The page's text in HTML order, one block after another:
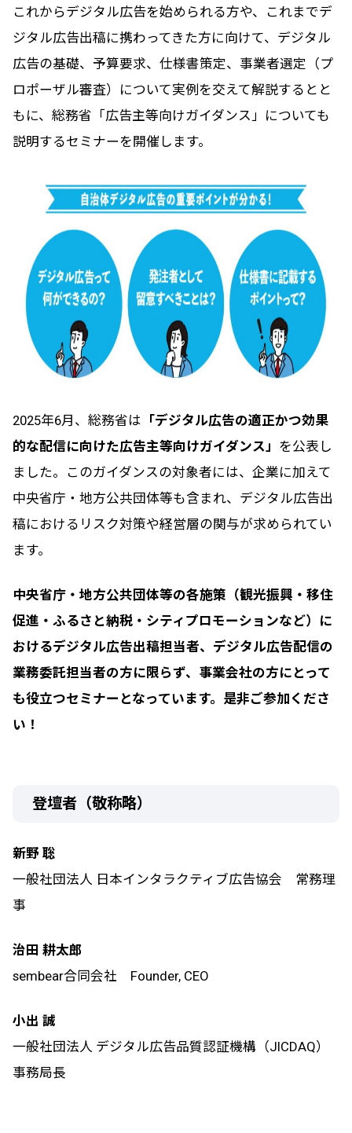
これからデジタル広告を始められる方や、これまでデ
ジタル広告出稿に携わってきた方に向けて、デジタル
広告の基礎、予算要求、仕様書策定、事業者選定（プ
ロポーザル審査）について実例を交えて解説するとと
もに、総務省「広告主等向けガイダンス」についても
説明するセミナーを開催します。
2025年6月、総務省は 「デジタル広告の適正かつ効果
的な配信に向けた広告主等向けガイダンス」 を公表し
ました。このガイダンスの対象者には、企業に加えて
中央省庁・地方公共団体等も含まれ、デジタル広告出
稿におけるリスク対策や経営層の関与が求められてい
ます。
中央省庁・地方公共団体等の各施策（観光振興・移住
促進・ふるさと納税・シティプロモーションなど）に
おけるデジタル広告出稿担当者、デジタル広告配信の
業務委託担当者の方に限らず、事業会社の方にとって
も役立つセミナーとなっています。是非ご参加くださ
い！
登壇者（敬称略）
新野 聡
一般社団法人 日本インタラクティブ広告協会 常務理
事
治田 耕太郎
sembear合同会社 Founder, CEO
小出 誠
一般社団法人 デジタル広告品質認証機構（JICDAQ）
事務局長